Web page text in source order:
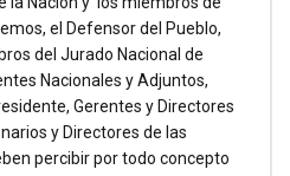
el Defensor del Pueblo,
del Jurado Nacional de
Nacionales y Adjuntos,
Gerentes y Directores
y Directores de las
percibir por todo concepto